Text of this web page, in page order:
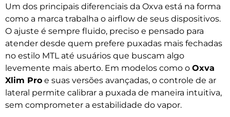
Um dos principais diferenciais da Oxva está na forma
como a marca trabalha o airflow de seus dispositivos.
O ajuste é sempre fluido, preciso e pensado para
atender desde quem prefere puxadas mais fechadas
no estilo MTL até usuários que buscam algo
levemente mais aberto. Em modelos como o Oxva
Xlim Pro e suas versões avançadas, o controle de ar
lateral permite calibrar a puxada de maneira intuitiva,
sem comprometer a estabilidade do vapor.